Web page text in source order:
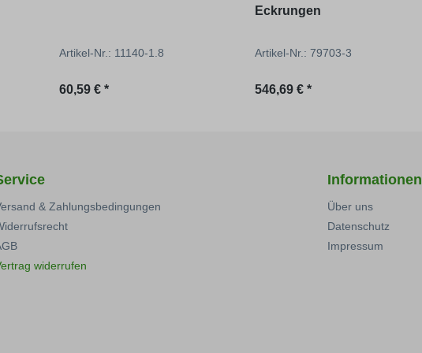
Artikel-Nr.: 11140-1.8
Regulärer Preis:
60,59 € *
Eckrungen
Artikel-Nr.: 79703-3
Regulärer Preis:
546,69 € *
& Zahlungsbedingungen
widerrufen
Informationen
Über uns
Datenschutz
Impressum